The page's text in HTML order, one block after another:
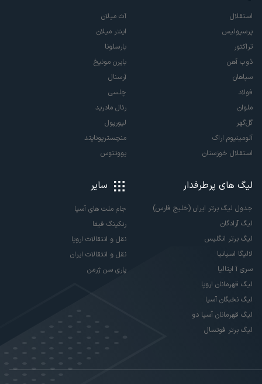
استقلال
پرسپولیس
تراکتور
ذوب آهن
سپاهان
فولاد
ملوان
گل‌گهر
آلومینیوم اراک
استقلال خوزستان
آث میلان
اینتر میلان
بارسلونا
بایرن مونیخ
آرسنال
چلسی
رئال مادرید
لیورپول
منچستریونایتد
یوونتوس
لیگ های پرطرفدار
جدول لیگ برتر ایران (خلیج فارس)
لیگ آزادگان
لیگ برتر انگلیس
لالیگا اسپانیا
سری آ ایتالیا
لیگ قهرمانان اروپا
لیگ نخبگان آسیا
لیگ قهرمانان آسیا دو
لیگ برتر فوتسال
سایر
جام ملت های آسیا
رنکینگ فیفا
نقل و انتقالات اروپا
نقل و انتقالات ایران
پاری سن ژرمن